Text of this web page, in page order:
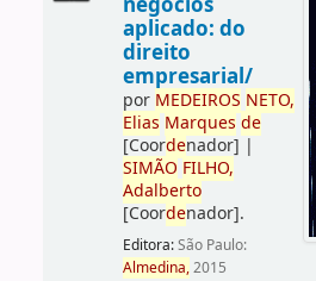
aplicado: do
direito
empresarial/
por MEDEIROS NETO,
Elias Marques de
[Coordenador] |
SIMÃO FILHO,
Adalberto
[Coordenador].
Editora:São Paulo:
Almedina,2015